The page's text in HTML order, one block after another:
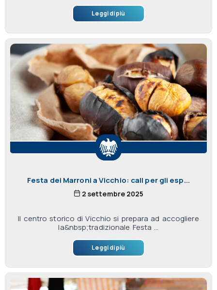
Leggi di più
Festa dei Marroni a Vicchio: call per gli esp...
2 settembre 2025
Il centro storico di Vicchio si prepara ad accogliere
la&nbsp;tradizionale Festa ...
Leggi di più